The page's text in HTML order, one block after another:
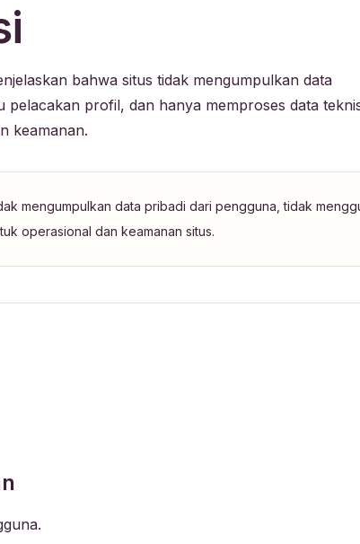
bahwa situs tidak mengumpulkan data
pelacakan profil, dan hanya memproses data
keamanan.
mengumpulkan data pribadi dari pengguna, tidak
operasional dan keamanan situs.